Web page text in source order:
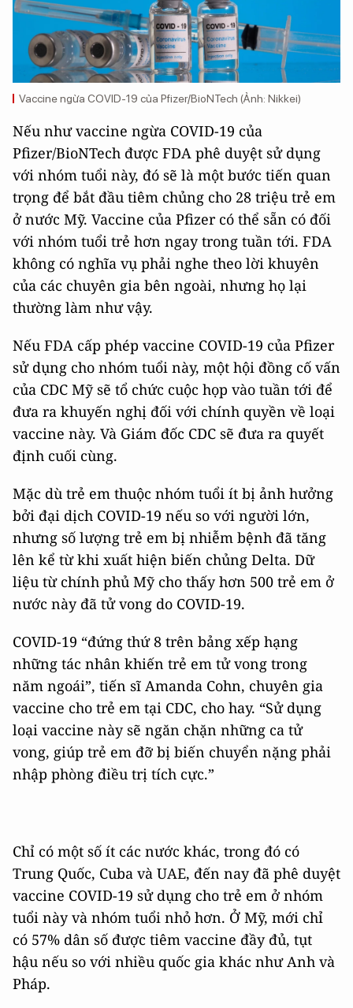
Vaccine ngừa COVID-19 của Pfizer/BioNTech (Ảnh: Nikkei)
Nếu như vaccine ngừa COVID-19 của
Pfizer/BioNTech được FDA phê duyệt sử dụng
với nhóm tuổi này, đó sẽ là một bước tiến quan
trọng để bắt đầu tiêm chủng cho 28 triệu trẻ em
ở nước Mỹ. Vaccine của Pfizer có thể sẵn có đối
với nhóm tuổi trẻ hơn ngay trong tuần tới. FDA
không có nghĩa vụ phải nghe theo lời khuyên
của các chuyên gia bên ngoài, nhưng họ lại
thường làm như vậy.
Nếu FDA cấp phép vaccine COVID-19 của Pfizer
sử dụng cho nhóm tuổi này, một hội đồng cố vấn
của CDC Mỹ sẽ tổ chức cuộc họp vào tuần tới để
đưa ra khuyến nghị đối với chính quyền về loại
vaccine này. Và Giám đốc CDC sẽ đưa ra quyết
định cuối cùng.
Mặc dù trẻ em thuộc nhóm tuổi ít bị ảnh hưởng
bởi đại dịch COVID-19 nếu so với người lớn,
nhưng số lượng trẻ em bị nhiễm bệnh đã tăng
lên kể từ khi xuất hiện biến chủng Delta. Dữ
liệu từ chính phủ Mỹ cho thấy hơn 500 trẻ em ở
nước này đã tử vong do COVID-19.
COVID-19 “đứng thứ 8 trên bảng xếp hạng
những tác nhân khiến trẻ em tử vong trong
năm ngoái”, tiến sĩ Amanda Cohn, chuyên gia
vaccine cho trẻ em tại CDC, cho hay. “Sử dụng
loại vaccine này sẽ ngăn chặn những ca tử
vong, giúp trẻ em đỡ bị biến chuyển nặng phải
nhập phòng điều trị tích cực.”
Chỉ có một số ít các nước khác, trong đó có
Trung Quốc, Cuba và UAE, đến nay đã phê duyệt
vaccine COVID-19 sử dụng cho trẻ em ở nhóm
tuổi này và nhóm tuổi nhỏ hơn. Ở Mỹ, mới chỉ
có 57% dân số được tiêm vaccine đầy đủ, tụt
hậu nếu so với nhiều quốc gia khác như Anh và
Pháp.